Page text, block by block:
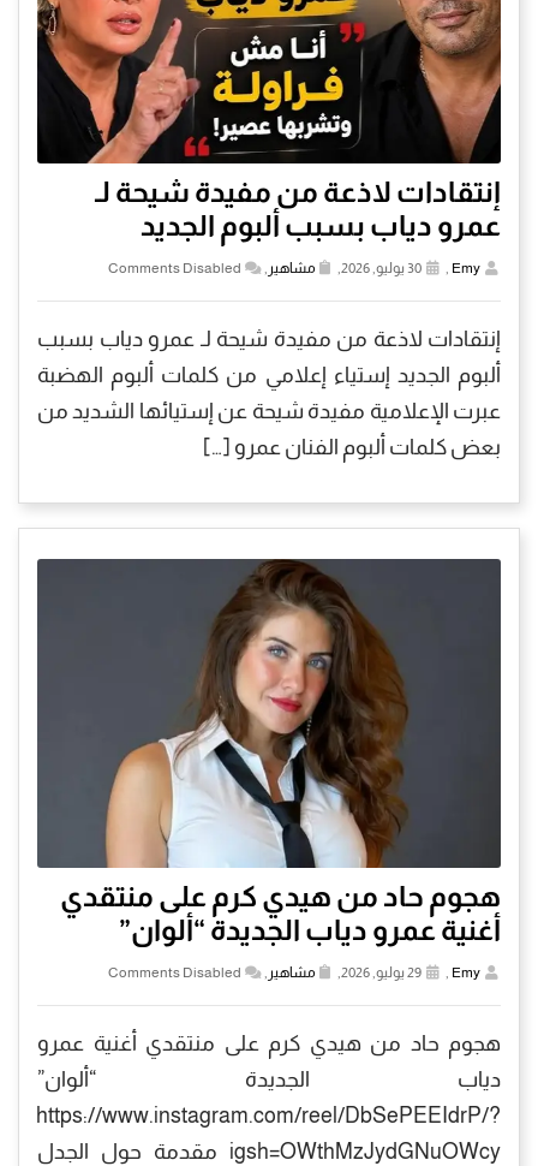
إنتقادات لاذعة من مفيدة شيحة لـ
عمرو دياب بسبب ألبوم الجديد
Emy
, مشاهير ,
Comments Disabled
إنتقادات لاذعة من مفيدة شيحة لـ عمرو دياب بسبب
ألبوم الجديد إستياء إعلامي من كلمات ألبوم الهضبة
عبرت الإعلامية مفيدة شيحة عن إستيائها الشديد من
بعض كلمات ألبوم الفنان عمرو […]
هجوم حاد من هيدي كرم على منتقدي
أغنية عمرو دياب الجديدة “ألوان”
Emy
, مشاهير ,
Comments Disabled
هجوم حاد من هيدي كرم على منتقدي أغنية عمرو
دياب الجديدة “ألوان”
https://www.instagram.com/reel/DbSePEEIdrP/?
igsh=OWthMzJydGNuOWcy مقدمة حول الجدل